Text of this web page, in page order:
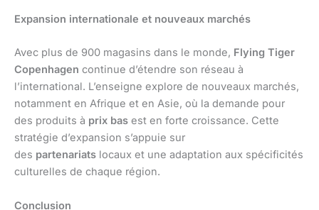
Expansion internationale et nouveaux marchés
Avec plus de 900 magasins dans le monde, Flying Tiger
Copenhagen continue d’étendre son réseau à
l’international. L’enseigne explore de nouveaux marchés,
notamment en Afrique et en Asie, où la demande pour
des produits à prix bas est en forte croissance. Cette
stratégie d’expansion s’appuie sur
des partenariats locaux et une adaptation aux spécificités
culturelles de chaque région.
Conclusion